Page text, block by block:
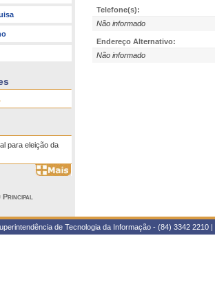
para eleição da
Principal
Telefone(s):
Não informado
Endereço Alternativo:
Não informado
de Tecnologia da Informação - (84) 3342